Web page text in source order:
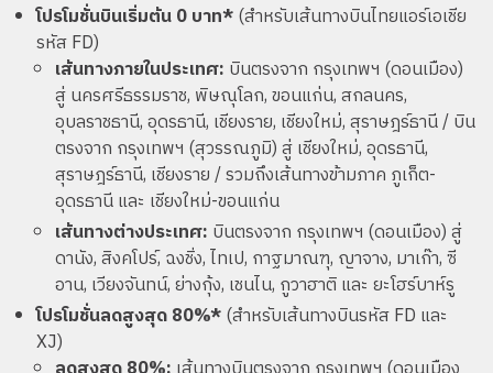
โปรโมชั่นบินเริ่มต้น 0 บาท*(สำหรับเส้นทางบินไทยแอร์เอเชีย
รหัส FD)
เส้นทางภายในประเทศ: บินตรงจาก กรุงเทพฯ (ดอนเมือง)
สู่ นครศรีธรรมราช, พิษณุโลก, ขอนแก่น, สกลนคร,
อุบลราชธานี, อุดรธานี, เชียงราย, เชียงใหม่, สุราษฎร์ธานี / บิน
ตรงจาก กรุงเทพฯ (สุวรรณภูมิ) สู่ เชียงใหม่, อุดรธานี,
สุราษฎร์ธานี, เชียงราย / รวมถึงเส้นทางข้ามภาค ภูเก็ต-
อุดรธานี และ เชียงใหม่-ขอนแก่น
เส้นทางต่างประเทศ: บินตรงจาก กรุงเทพฯ (ดอนเมือง) สู่
ดานัง, สิงคโปร์, ฉงชิ่ง, ไทเป, กาฐมาณฑุ, ญาจาง, มาเก๊า, ซี
อาน, เวียงจันทน์, ย่างกุ้ง, เชนไน, กูวาฮาติ และ ยะโฮร์บาห์รู
โปรโมชั่นลดสูงสุด 80%*(สำหรับเส้นทางบินรหัส FD และ
XJ)